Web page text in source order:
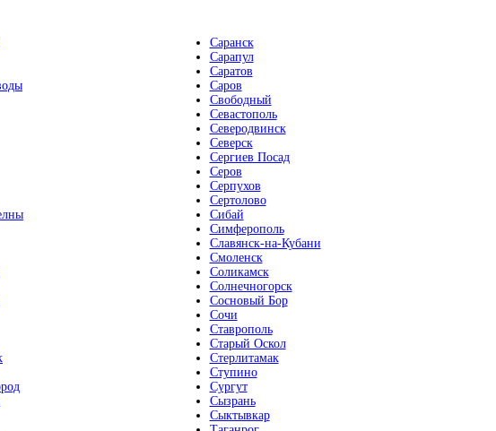
Саранск
Сарапул
Саратов
Саров
Свободный
Севастополь
Северодвинск
Северск
Сергиев Посад
Серов
Серпухов
Сертолово
Сибай
Симферополь
Славянск-на-Кубани
Смоленск
Соликамск
Солнечногорск
Сосновый Бор
Сочи
Ставрополь
Старый Оскол
Стерлитамак
Ступино
Сургут
Сызрань
Сыктывкар